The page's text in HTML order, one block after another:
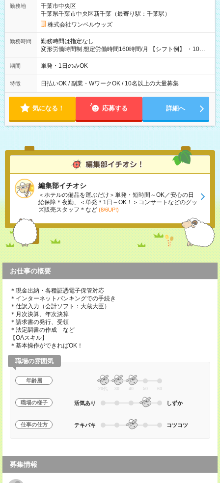
勤務地
千葉市中央区
千葉県千葉市中央区新千葉（最寄り駅：千葉駅）
株式会社ワンベルウッズ
勤務時間
勤務時間は指定なし
変形労働時間制 想定労働時間160時間/月 【シフト例】 ・10：
00～20：00
期間 単発・1日のみOK
特徴 日払いOK / 副業・WワークOK / 10名以上の大量募集
気になる！ 応募する 詳細へ
編集部イチオシ
＜ホテルの備品を運ぶだけ＞単発・短時間～OK／安心の日
給保障＊夜勤、＜単発＊1日～OK！＞コンサートなどのグッ
ズ販売スタッフ＊など (8/6UP!)
お仕事の概要
＊現金出納・各種証憑電子保管対応
＊インターネットバンキングでの手続き
＊仕訳入力（会計ソフト：大蔵大臣）
＊月次決算、年次決算
＊請求書の発行、受領
＊法定調書の作成 など
【OAスキル】
＊基本操作ができればOK！
職場の雰囲気
年齢層
20代 30 40 50 60
職場の様子 活気あり しずか
仕事の仕方 テキパキ コツコツ
募集情報